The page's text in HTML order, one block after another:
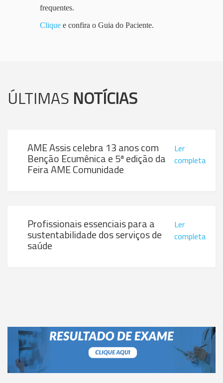
frequentes.
Clique e confira o Guia do Paciente.
ÚLTIMAS NOTÍCIAS
AME Assis celebra 13 anos com
Benção Ecumênica e 5ª edição da
Feira AME Comunidade
Ler
completa
Profissionais essenciais para a
sustentabilidade dos serviços de
saúde
Ler
completa